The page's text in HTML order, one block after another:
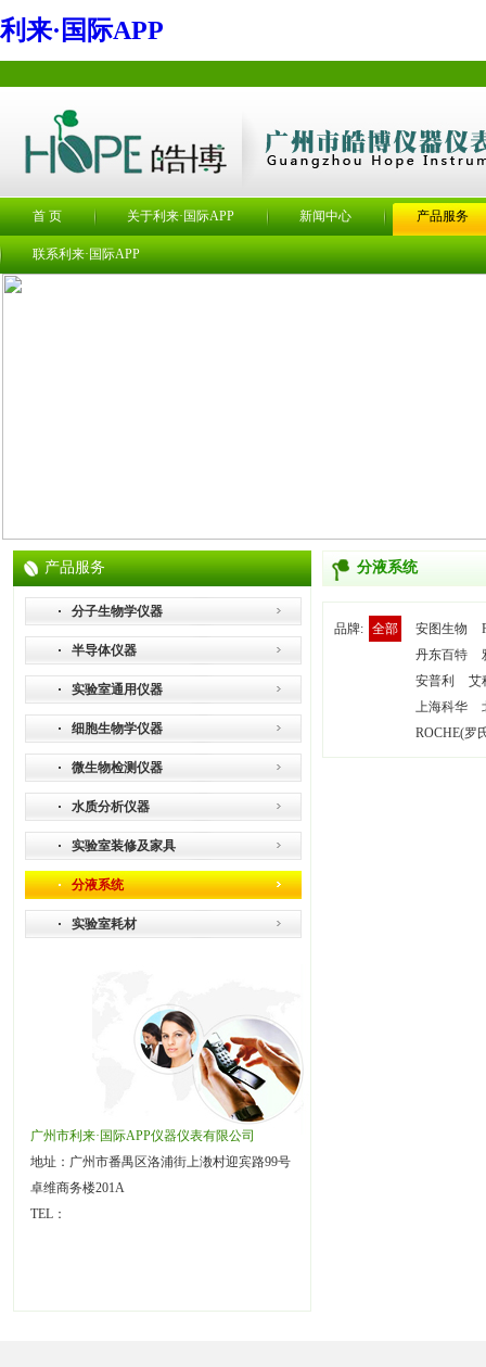
利来·国际APP
首 页 关于利来·国际APP 新闻中心 产品服务
联系利来·国际APP
产品服务
分子生物学仪器
半导体仪器
实验室通用仪器
细胞生物学仪器
微生物检测仪器
水质分析仪器
实验室装修及家具
分液系统
实验室耗材
广州市利来·国际APP仪器仪表有限公司
地址：广州市番禺区洛浦街上漖村迎宾路99号
卓维商务楼201A
TEL：
分液系统
品牌: 全部 安图生物
丹东百特
安普利
艾
上海科华
ROCHE(罗